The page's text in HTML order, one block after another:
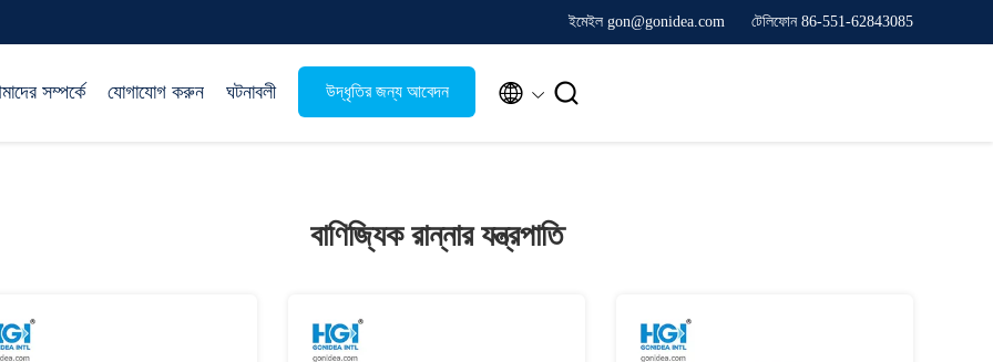
ইমেইল gon@gonidea.com টেলিফোন 86-551-62843085
সম্পর্কে যোগাযোগ করুন ঘটনাবলী উদ্ধৃতির জন্য আবেদন  
বাণিজ্যিক রান্নার যন্ত্রপাতি